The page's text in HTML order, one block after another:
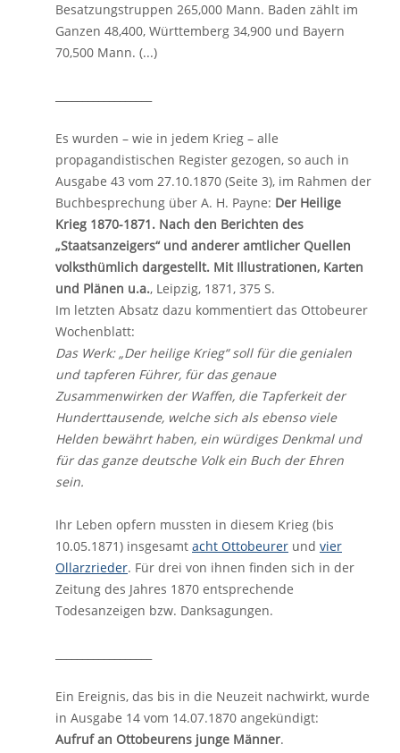
Besatzungstruppen 265,000 Mann. Baden zählt im
Ganzen 48,400, Württemberg 34,900 und Bayern
70,500 Mann. (...)
Es wurden – wie in jedem Krieg – alle
propagandistischen Register gezogen, so auch in
Ausgabe 43 vom 27.10.1870 (Seite 3), im Rahmen der
Buchbesprechung über A. H. Payne: Der Heilige
Krieg 1870-1871. Nach den Berichten des
„Staatsanzeigers“und anderer amtlicher Quellen
volksthümlich dargestellt. Mit Illustrationen, Karten
und Plänen u.a., Leipzig, 1871, 375 S.
Im letzten Absatz dazu kommentiert das Ottobeurer
Wochenblatt:
Das Werk: „Der heilige Krieg“ soll für die genialen
und tapferen Führer, für das genaue
Zusammenwirken der Waffen, die Tapferkeit der
Hunderttausende, welche sich als ebenso viele
Helden bewährt haben, ein würdiges Denkmal und
für das ganze deutsche Volkein Buch der Ehren
sein.
Ihr Leben opfern mussten in diesem Krieg (bis
10.05.1871) insgesamt acht Ottobeurer und vier
Ollarzrieder. Für drei von ihnen finden sich in der
Zeitung des Jahres 1870 entsprechende
Todesanzeigen bzw. Danksagungen.
Ein Ereignis, das bis in die Neuzeit nachwirkt, wurde
in Ausgabe 14 vom 14.07.1870 angekündigt:
Aufruf an Ottobeurens junge Männer.